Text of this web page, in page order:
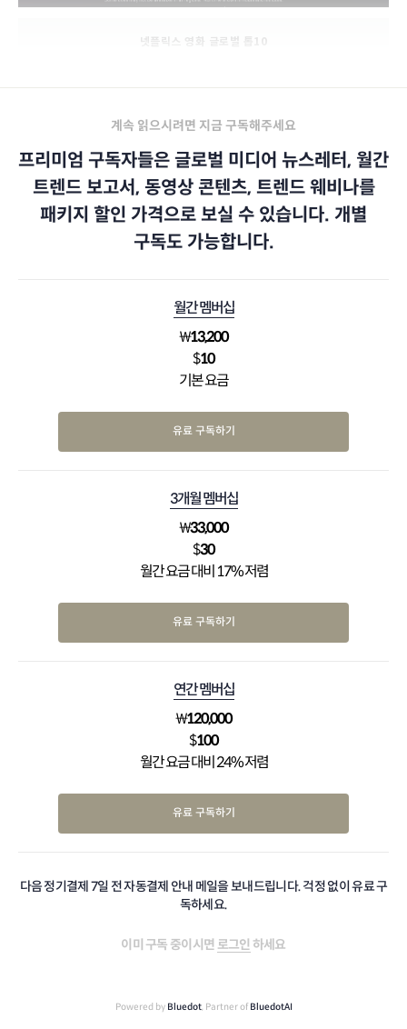
넷플릭스 영화 글로벌 톱10
계속 읽으시려면 지금 구독해주세요
프리미엄 구독자들은 글로벌 미디어 뉴스레터, 월간
트렌드 보고서, 동영상 콘텐츠, 트렌드 웨비나를
패키지 할인 가격으로 보실 수 있습니다. 개별
구독도 가능합니다.
월간 멤버십
₩13,200
$10
기본 요금
유료 구독하기
3개월 멤버십
₩33,000
$30
월간 요금 대비 17% 저렴
유료 구독하기
연간 멤버십
₩120,000
$100
월간 요금 대비 24% 저렴
유료 구독하기
다음 정기결제 7일 전 자동결제 안내 메일을 보내드립니다. 걱정 없이 유료 구
독하세요.
이미 구독 중이시면 로그인 하세요
Powered by Bluedot, Partner of BluedotAI